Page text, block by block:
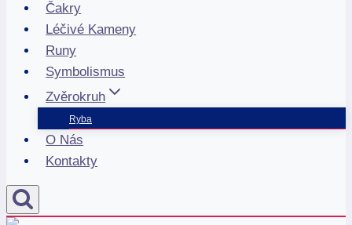
Čakry
Léčivé Kameny
Runy
Symbolismus
Zvěrokruh
Ryba
O Nás
Kontakty